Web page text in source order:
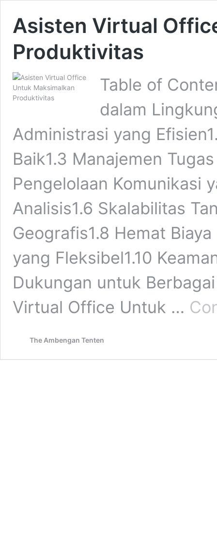
Asisten Virtual
Produktivitas
Table of
dalam
Administrasi yang
Baik1.3 Manajemen
Pengelolaan Komunikasi
Analisis1.6 Skalabilitas
Geografis1.8 Hemat
yang Fleksibel1.10
Dukungan untuk
Virtual Office Untuk …
The Ambengan Tenten